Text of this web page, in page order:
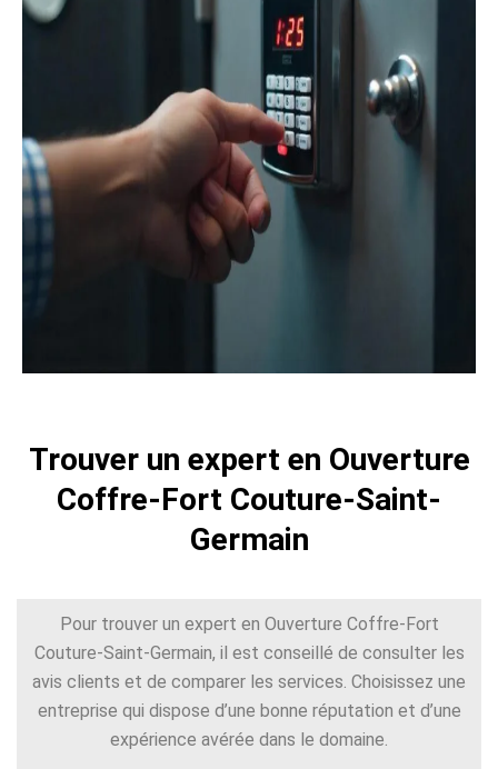
Trouver un expert en Ouverture
Coffre-Fort Couture-Saint-
Germain
Pour trouver un expert en Ouverture Coffre-Fort
Couture-Saint-Germain, il est conseillé de consulter les
avis clients et de comparer les services. Choisissez une
entreprise qui dispose d’une bonne réputation et d’une
expérience avérée dans le domaine.